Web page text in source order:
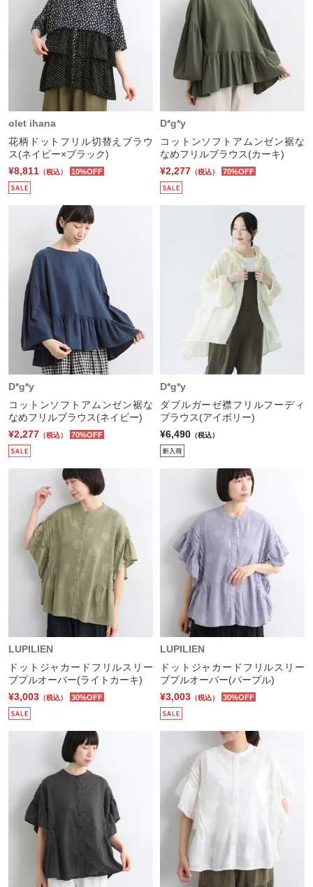
olet ihana
花柄ドットフリル切替えブラウ
ス(ネイビー×ブラック)
¥8,811 （税込） 10%OFF
D*g*y
コットンソフトアムンゼン裾な
なめフリルブラウス(カーキ)
¥2,277 （税込） 70%OFF
D*g*y
コットンソフトアムンゼン裾な
なめフリルブラウス(ネイビー)
¥2,277 （税込） 70%OFF
D*g*y
ダブルガーゼ襟フリルフーディ
ブラウス(アイボリー)
¥6,490 （税込）
LUPILIEN
ドットジャカードフリルスリー
ブプルオーバー(ライトカーキ)
¥3,003 （税込） 30%OFF
LUPILIEN
ドットジャカードフリルスリー
ブプルオーバー(パープル)
¥3,003 （税込） 30%OFF